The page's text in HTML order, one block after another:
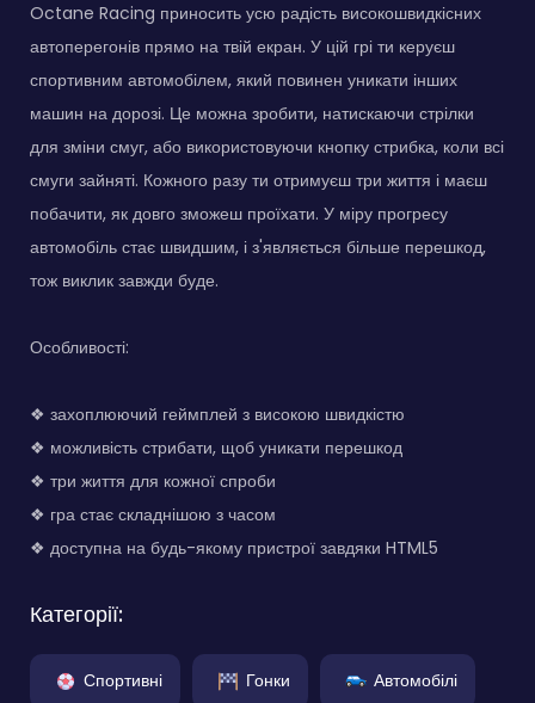
Octane Racing приносить усю радість високошвидкісних
автоперегонів прямо на твій екран. У цій грі ти керуєш
спортивним автомобілем, який повинен уникати інших
машин на дорозі. Це можна зробити, натискаючи стрілки
для зміни смуг, або використовуючи кнопку стрибка, коли всі
смуги зайняті. Кожного разу ти отримуєш три життя і маєш
побачити, як довго зможеш проїхати. У міру прогресу
автомобіль стає швидшим, і з'являється більше перешкод,
тож виклик завжди буде.
Особливості:
❖ захоплюючий геймплей з високою швидкістю
❖ можливість стрибати, щоб уникати перешкод
❖ три життя для кожної спроби
❖ гра стає складнішою з часом
❖ доступна на будь-якому пристрої завдяки HTML5
Категорії:
Спортивні Гонки Автомобілі